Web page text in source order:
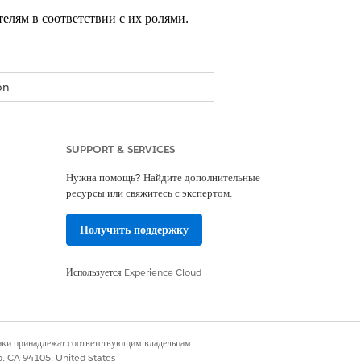
в соответствии с их ролями.
полномочий
частей функции «Здоровье на
вызовов Field Service и
«Администратор Field
SUPPORT & SERVICES
Нужна помощь? Найдите дополнительные
ресурсы или свяжитесь с экспертом.
Получить поддержку
Используется Experience Cloud
соответствующим владельцам.
CA 94105, United States